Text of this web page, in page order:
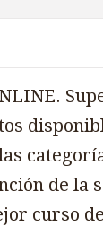
de la
curso